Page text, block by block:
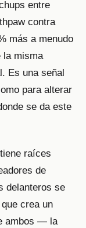
entre
contra
más a menudo
la misma
Es una señal
para alterar
se da este
raíces
de
delanteros se
crea un
ambos — la